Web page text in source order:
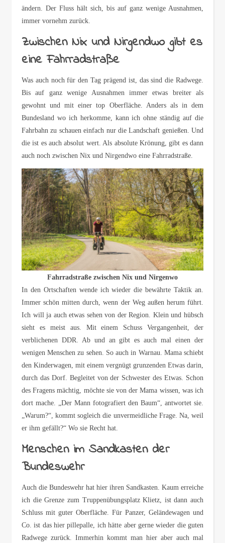
ändern. Der Fluss hält sich, bis auf ganz wenige Ausnahmen,
immer vornehm zurück.
Zwischen Nix und Nirgendwo gibt es
eine Fahrradstraße
Was auch noch für den Tag prägend ist, das sind die Radwege.
Bis auf ganz wenige Ausnahmen immer etwas breiter als
gewohnt und mit einer top Oberfläche. Anders als in dem
Bundesland wo ich herkomme, kann ich ohne ständig auf die
Fahrbahn zu schauen einfach nur die Landschaft genießen. Und
die ist es auch absolut wert. Als absolute Krönung, gibt es dann
auch noch zwischen Nix und Nirgendwo eine Fahrradstraße.
Fahrradstraße zwischen Nix und Nirgenwo
In den Ortschaften wende ich wieder die bewährte Taktik an.
Immer schön mitten durch, wenn der Weg außen herum führt.
Ich will ja auch etwas sehen von der Region. Klein und hübsch
sieht es meist aus. Mit einem Schuss Vergangenheit, der
verblichenen DDR. Ab und an gibt es auch mal einen der
wenigen Menschen zu sehen. So auch in Warnau. Mama schiebt
den Kinderwagen, mit einem vergnügt grunzenden Etwas darin,
durch das Dorf. Begleitet von der Schwester des Etwas. Schon
des Fragens mächtig, möchte sie von der Mama wissen, was ich
dort mache. „Der Mann fotografiert den Baum“, antwortet sie.
„Warum?“, kommt sogleich die unvermeidliche Frage. Na, weil
er ihm gefällt?“ Wo sie Recht hat.
Menschen im Sandkasten der
Bundeswehr
Auch die Bundeswehr hat hier ihren Sandkasten. Kaum erreiche
ich die Grenze zum Truppenübungsplatz Klietz, ist dann auch
Schluss mit guter Oberfläche. Für Panzer, Geländewagen und
Co. ist das hier pillepalle, ich hätte aber gerne wieder die guten
Radwege zurück. Immerhin kommt man hier aber auch mal